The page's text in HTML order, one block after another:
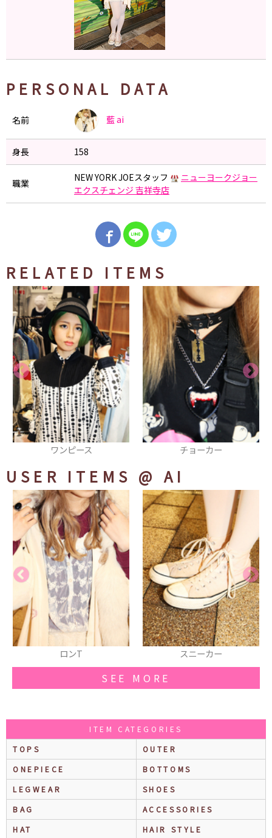
PERSONAL DATA
名前 藍ai
身長 158
職業 NEW YORK JOEスタッフ
ニューヨークジョー
エクスチェンジ 吉祥寺店
RELATED ITEMS
チョーカー 厚底スニーカー
USER ITEMS @ AI
スニーカー ピアス
SEE MORE
ITEM CATEGORIES
TOPS
OUTER
ONEPIECE
BOTTOMS
LEGWEAR
SHOES
BAG
ACCESSORIES
HAT
HAIR STYLE